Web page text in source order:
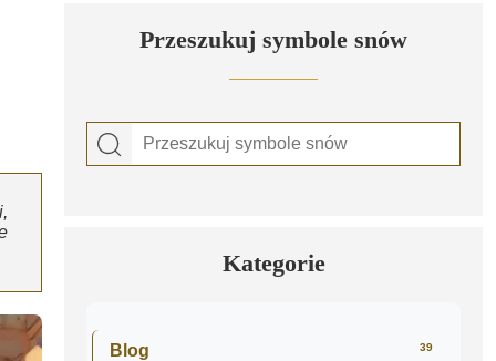
Przeszukuj symbole snów
Kategorie
Blog 39